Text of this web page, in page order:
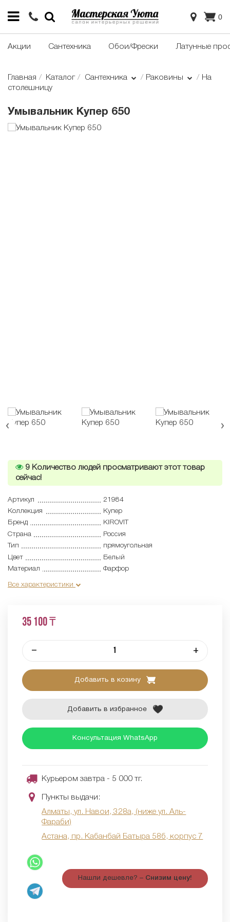
0
Акции Сантехника Обои/Фрески Латунные
Главная Каталог Сантехника Раковины
На
столешницу
Умывальник Купер 650
9 Количество людей просматривают этот товар
сейчас!
Артикул
21984
Коллекция
Купер
Бренд
KIROVIT
Страна
Россия
Тип
прямоугольная
Цвет
Белый
Материал
Фарфор
Все характеристики
35 100 ₸
– +
Добавить в козину
Добавить в избранное
Консультация WhatsApp
Курьером завтра - 5 000 тг.
Пункты выдачи:
Алматы, ул. Навои, 328а, (ниже ул. Аль-
Фараби)
Астана, пр. Кабанбай Батыра 58б, корпус 7
Нашли дешевле? – Снизим цену!